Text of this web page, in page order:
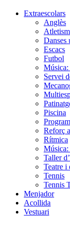
Extraescolars
Anglès
Danses
Escacs
Futbol
Servei
Piscina
Reforç
Rítmica
Música:
Taller
Teatre i
Tennis
Tennis
Menjador
Acollida
Vestuari